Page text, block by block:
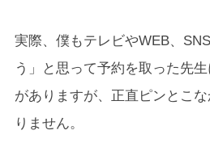
実際、僕もテレビやWEB、
う」と思って予約を取った先
がありますが、正直ピンとこ
りません。